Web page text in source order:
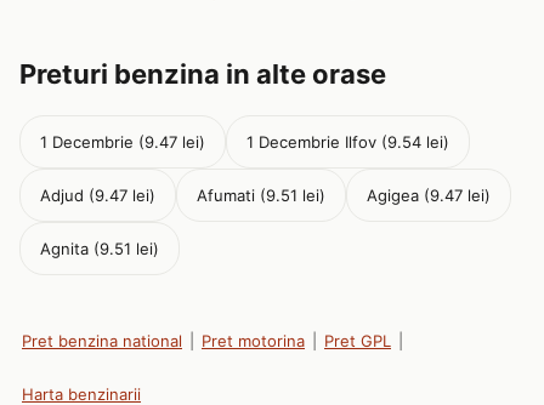
Preturi benzina in alte orase
1 Decembrie (9.47 lei) 1 Decembrie Ilfov (9.54 lei)
Adjud (9.47 lei) Afumati (9.51 lei) Agigea (9.47 lei)
Agnita (9.51 lei)
Pret benzina national Pret motorina Pret GPL
Harta benzinarii